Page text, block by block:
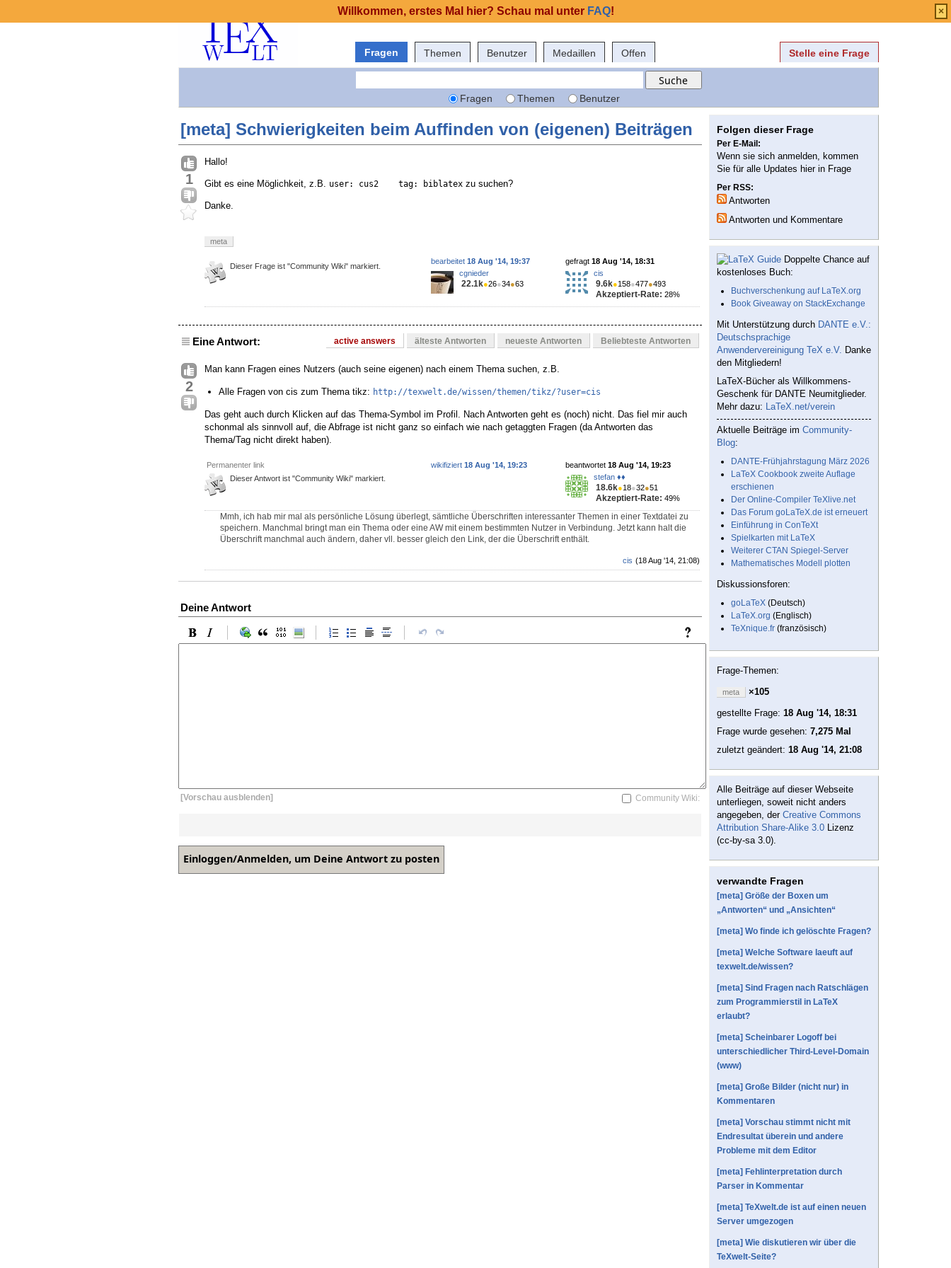
Fragen Themen Benutzer Medaillen Offen Stelle eine Frage
Fragen Themen Benutzer
[meta] Schwierigkeiten beim Auffinden von (eigenen) Beiträgen
1
Hallo!
Gibt es eine Möglichkeit, z.B. user: cus2    tag: biblatex zu suchen?
Danke.
meta
Dieser Frage ist "Community Wiki" markiert.
gefragt 18 Aug '14, 18:31
cis
9.6k●158●477●493
Akzeptiert-Rate: 28%
bearbeitet 18 Aug '14, 19:37
cgnieder
22.1k●26●34●63
Eine Antwort: active answers älteste Antworten neueste Antworten Beliebteste Antworten
2
Man kann Fragen eines Nutzers (auch seine eigenen) nach einem Thema suchen, z.B.
Alle Fragen von cis zum Thema tikz: http://texwelt.de/wissen/themen/tikz/?user=cis
Das geht auch durch Klicken auf das Thema-Symbol im Profil. Nach Antworten geht es (noch) nicht. Das fiel mir auch
schonmal als sinnvoll auf, die Abfrage ist nicht ganz so einfach wie nach getaggten Fragen (da Antworten das
Thema/Tag nicht direkt haben).
Permanenter link
Dieser Antwort ist "Community Wiki" markiert.
beantwortet 18 Aug '14, 19:23
stefan ♦♦
18.6k●18●32●51
Akzeptiert-Rate: 49%
wikifiziert 18 Aug '14, 19:23
Mmh, ich hab mir mal als persönliche Lösung überlegt, sämtliche Überschriften interessanter Themen in einer Textdatei zu
speichern. Manchmal bringt man ein Thema oder eine AW mit einem bestimmten Nutzer in Verbindung. Jetzt kann halt die
Überschrift manchmal auch ändern, daher vll. besser gleich den Link, der die Überschrift enthält.
(18 Aug '14, 21:08)
cis
Deine Antwort
[Vorschau ausblenden] Community Wiki:
Folgen dieser Frage
Per E-Mail:
Wenn sie sich anmelden, kommen
Sie für alle Updates hier in Frage
Per RSS:
Antworten
Antworten und Kommentare
Doppelte Chance auf
kostenloses Buch:
Buchverschenkung auf LaTeX.org
Book Giveaway on StackExchange
Mit Unterstützung durch DANTE e.V.:
Deutschsprachige
Anwendervereinigung TeX e.V. Danke
den Mitgliedern!
LaTeX-Bücher als Willkommens-
Geschenk für DANTE Neumitglieder.
Mehr dazu: LaTeX.net/verein
Aktuelle Beiträge im Community-
Blog:
DANTE-Frühjahrstagung März 2026
LaTeX Cookbook zweite Auflage
erschienen
Der Online-Compiler TeXlive.net
Das Forum goLaTeX.de ist erneuert
Einführung in ConTeXt
Spielkarten mit LaTeX
Weiterer CTAN Spiegel-Server
Mathematisches Modell plotten
Diskussionsforen:
goLaTeX (Deutsch)
LaTeX.org (Englisch)
TeXnique.fr (französisch)
Frage-Themen:
meta
×105
gestellte Frage: 18 Aug '14, 18:31
Frage wurde gesehen: 7,275 Mal
zuletzt geändert: 18 Aug '14, 21:08
Alle Beiträge auf dieser Webseite
unterliegen, soweit nicht anders
angegeben, der Creative Commons
Attribution Share-Alike 3.0 Lizenz
(cc-by-sa 3.0).
verwandte Fragen
[meta] Größe der Boxen um
„Antworten“ und „Ansichten“
[meta] Wo finde ich gelöschte Fragen?
[meta] Welche Software laeuft auf
texwelt.de/wissen?
[meta] Sind Fragen nach Ratschlägen
zum Programmierstil in LaTeX
erlaubt?
[meta] Scheinbarer Logoff bei
unterschiedlicher Third-Level-Domain
(www)
[meta] Große Bilder (nicht nur) in
Kommentaren
[meta] Vorschau stimmt nicht mit
Endresultat überein und andere
Probleme mit dem Editor
[meta] Fehlinterpretation durch
Parser in Kommentar
[meta] TeXwelt.de ist auf einen neuen
Server umgezogen
[meta] Wie diskutieren wir über die
TeXwelt-Seite?
Willkommen, erstes Mal hier? Schau mal unter FAQ! ×